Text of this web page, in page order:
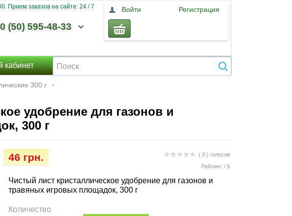
Прием заказов на сайте: 24 / 7
(50) 595-48-33
Войти Регистрация
кабинет
300 г
удобрение для газонов и
300 г
( 0 ) голосов
Рейтинг: / 5
46 грн.
Чистый лист кристаллическое удобрение для газонов и
травяных игровых площадок, 300 г
Количество